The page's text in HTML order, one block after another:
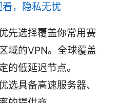
，隐私无忧
先选择覆盖你常用赛
域的VPN。全球覆盖
的低延迟节点。
选具备高速服务器、